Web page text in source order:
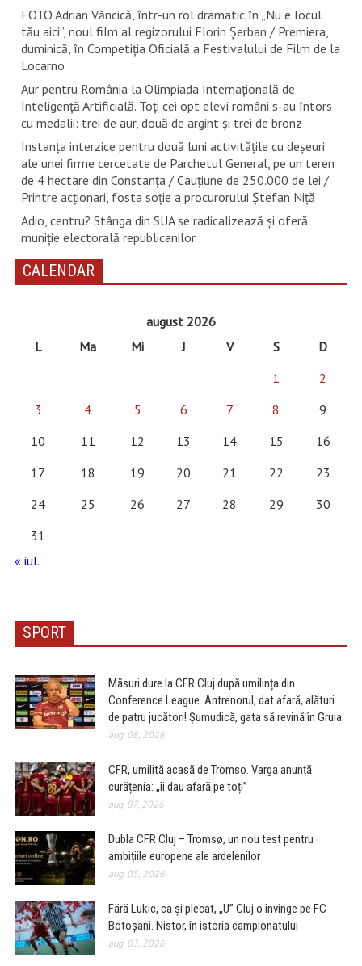
FOTO Adrian Văncică, într-un rol dramatic în „Nu e locul
tău aici”, noul film al regizorului Florin Șerban / Premiera,
duminică, în Competiția Oficială a Festivalului de Film de la
Locarno
Aur pentru România la Olimpiada Internațională de
Inteligență Artificială. Toți cei opt elevi români s-au întors
cu medalii: trei de aur, două de argint și trei de bronz
Instanța interzice pentru două luni activitățile cu deșeuri
ale unei firme cercetate de Parchetul General, pe un teren
de 4 hectare din Constanța / Cauțiune de 250.000 de lei /
Printre acționari, fosta soție a procurorului Ștefan Niță
Adio, centru? Stânga din SUA se radicalizează și oferă
muniție electorală republicanilor
CALENDAR
august 2026
L
Ma Mi J V S
D
1
2
3
4 5 6 7 8
9
10
11 12 13 14 15
16
17
18 19 20 21 22
23
24
25 26 27 28 29
30
31
« iul.
SPORT
Măsuri dure la CFR Cluj după umilința din
Conference League. Antrenorul, dat afară, alături
de patru jucători! Șumudică, gata să revină în Gruia
aug. 08, 2026
CFR, umilită acasă de Tromso. Varga anunță
curățenia: „îi dau afară pe toți”
aug. 07, 2026
Dubla CFR Cluj – Tromsø, un nou test pentru
ambițiile europene ale ardelenilor
aug. 05, 2026
Fără Lukic, ca și plecat, „U” Cluj o învinge pe FC
Botoșani. Nistor, în istoria campionatului
aug. 03, 2026